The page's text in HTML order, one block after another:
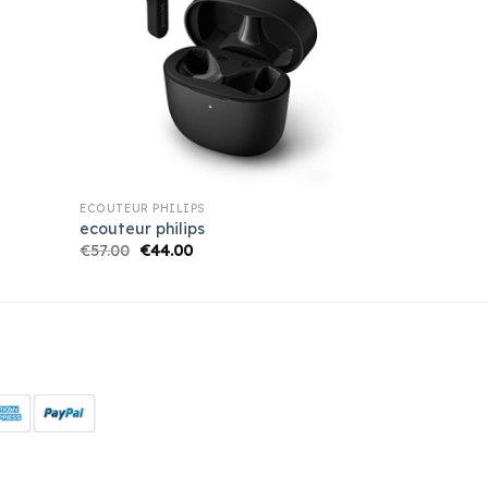
ECOUTEUR PHILIPS
ecouteur philips
€57.00 €44.00